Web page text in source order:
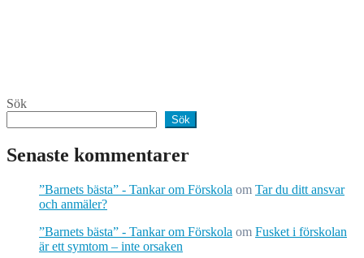
Sök
Sök
Senaste kommentarer
”Barnets bästa” - Tankar om Förskola om Tar du ditt ansvar
och anmäler?
”Barnets bästa” - Tankar om Förskola om Fusket i förskolan
är ett symtom – inte orsaken